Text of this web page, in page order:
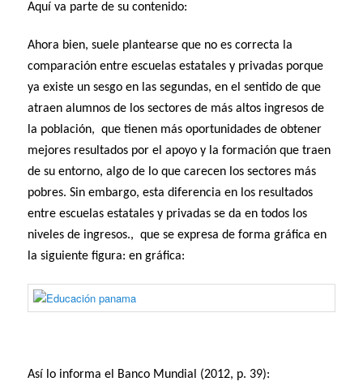
Aquí va parte de su contenido:
Ahora bien, suele plantearse que no es correcta la
comparación entre escuelas estatales y privadas porque
ya existe un sesgo en las segundas, en el sentido de que
atraen alumnos de los sectores de más altos ingresos de
la población, que tienen más oportunidades de obtener
mejores resultados por el apoyo y la formación que traen
de su entorno, algo de lo que carecen los sectores más
pobres. Sin embargo, esta diferencia en los resultados
entre escuelas estatales y privadas se da en todos los
niveles de ingresos., que se expresa de forma gráfica en
la siguiente figura: en gráfica:
Así lo informa el Banco Mundial (2012, p. 39):